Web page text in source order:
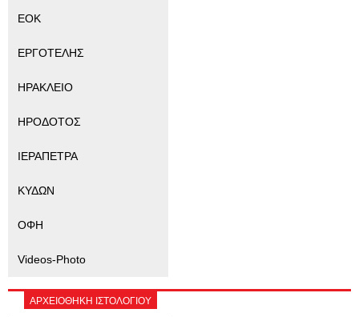
ΕΟΚ
ΕΡΓΟΤΕΛΗΣ
ΗΡΑΚΛΕΙΟ
ΗΡΟΔΟΤΟΣ
ΙΕΡΑΠΕΤΡΑ
ΚΥΔΩΝ
ΟΦΗ
Videos-Photo
ΑΡΧΕΙΟΘΗΚΗ ΙΣΤΟΛΟΓΙΟΥ